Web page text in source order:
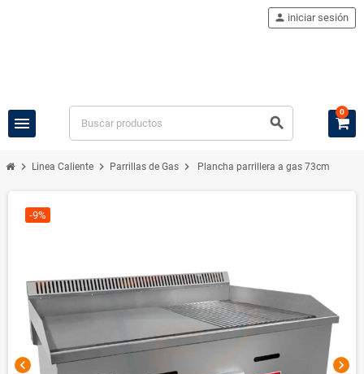
menu search
person iniciar sesión
0
chevron_right Linea Caliente chevron_right Parrillas de Gas chevron_right Plancha parrillera a gas 73cm
chevron_left chevron_right
-9%